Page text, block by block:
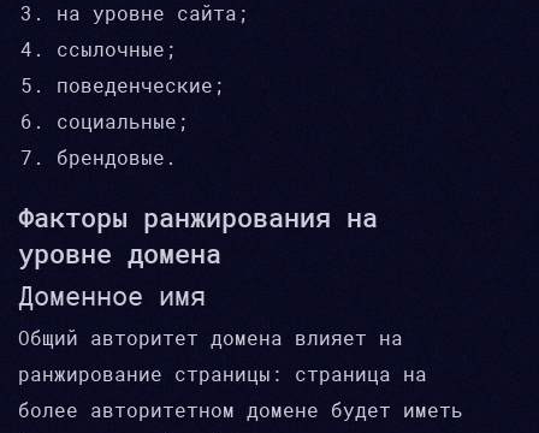
на уровне сайта;
ссылочные;
поведенческие;
социальные;
брендовые.
Факторы ранжирования на
уровне домена
Доменное имя
Общий авторитет домена влияет на
ранжирование страницы: страница на
более авторитетном домене будет иметь